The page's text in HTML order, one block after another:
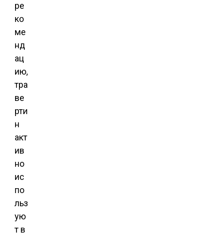
ре
ко
ме
нд
ац
ию,
тра
ве
рти
н
акт
ив
но
ис
по
льз
ую
т в